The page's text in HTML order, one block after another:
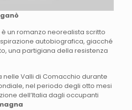
è un romanzo neorealista scritto
autobiografica, giacché
una partigiana della resistenza
nelle Valli di Comacchio durante
nel periodo degli otto mesi
dell’Italia dagli occupanti